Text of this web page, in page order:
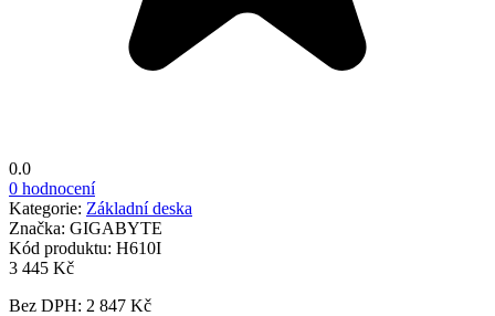
0.0
0 hodnocení
Kategorie: Základní deska
Značka: GIGABYTE
Kód produktu: H610I
3 445 Kč
Bez DPH: 2 847 Kč